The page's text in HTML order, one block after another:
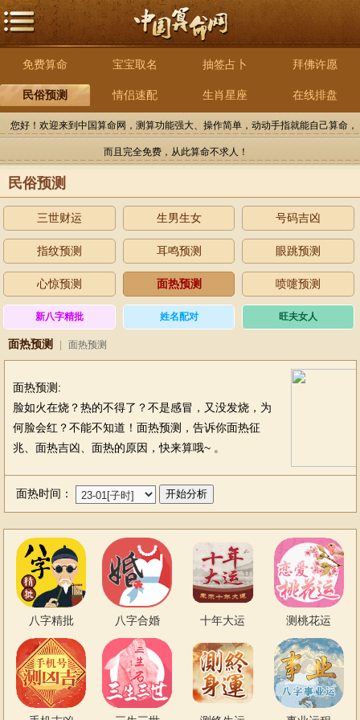
免费算命 宝宝取名 抽签占卜 拜佛许愿
民俗预测 情侣速配 生肖星座 在线排盘
您好！欢迎来到中国算命网，测算功能强大、操作简单，动动手指就能自己算命，
而且完全免费，从此算命不求人！
民俗预测
三世财运 生男生女 号码吉凶
指纹预测 耳鸣预测 眼跳预测
心惊预测 面热预测 喷嚏预测
新八字精批 姓名配对 旺夫女人
面热预测 面热预测
面热预测:
脸如火在烧？热的不得了？不是感冒，又没发烧，为
何脸会红？不能不知道！面热预测，告诉你面热征
兆、面热吉凶、面热的原因，快来算哦~ 。
面热时间：
八字精批 八字合婚 十年大运 测桃花运